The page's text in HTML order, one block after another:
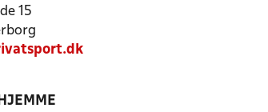
15